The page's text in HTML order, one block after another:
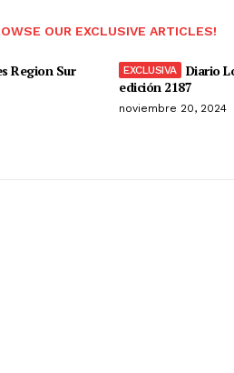
OUR EXCLUSIVE ARTICLES!
Region Sur
Diario
edición 2187
noviembre 20, 2024